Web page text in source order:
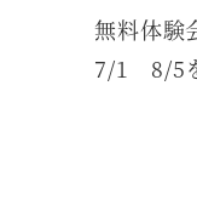
無料体験
7/1 8/5を